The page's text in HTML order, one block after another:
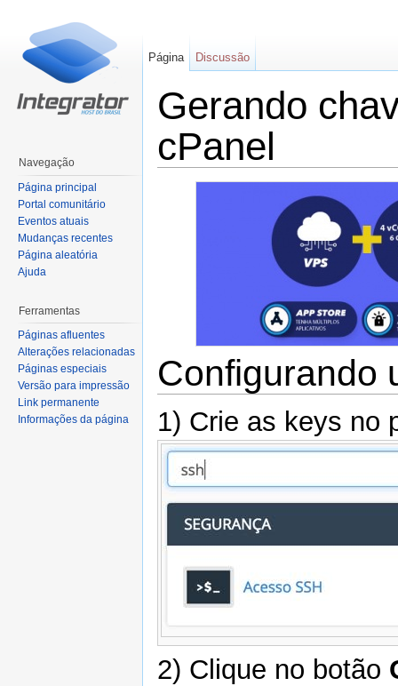
Gerando
cPanel
Configurando
1) Crie as keys no
2) Clique no botão
Página Discussão
Navegação
Página principal
Portal comunitário
Eventos atuais
Mudanças recentes
Página aleatória
Ajuda
Ferramentas
Páginas afluentes
Alterações relacionadas
Páginas especiais
Versão para impressão
Link permanente
Informações da página